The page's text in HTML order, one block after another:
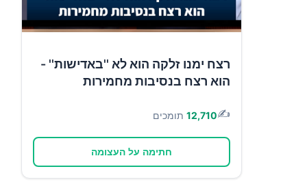
רצח ימנו זלקה הוא לא ''באדישות'' -
הוא רצח בנסיבות מחמירות
✍️
12,710 תומכים
חתימה על העצומה